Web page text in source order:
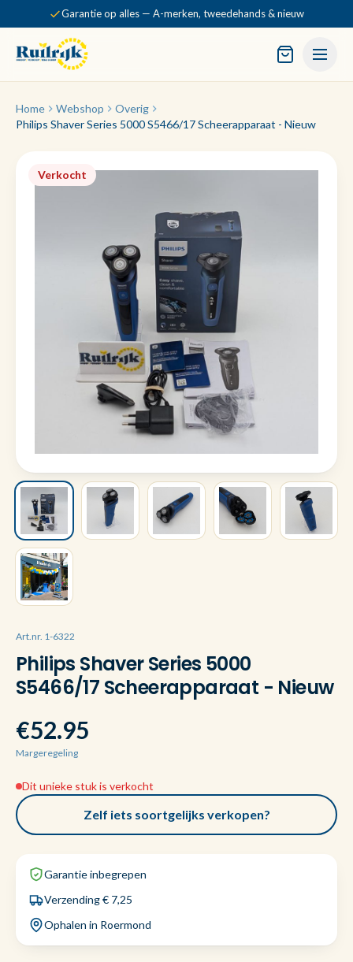
Garantie op alles — A-merken, tweedehands & nieuw
Home Webshop
Overig
Philips Shaver Series 5000 S5466/17 Scheerapparaat - Nieuw
Verkocht
Art.nr. 1-6322
Philips Shaver Series 5000
S5466/17 Scheerapparaat - Nieuw
€52.95
Margeregeling
Dit unieke stuk is verkocht
Zelf iets soortgelijks verkopen?
Garantie inbegrepen
Verzending € 7,25
Ophalen in Roermond